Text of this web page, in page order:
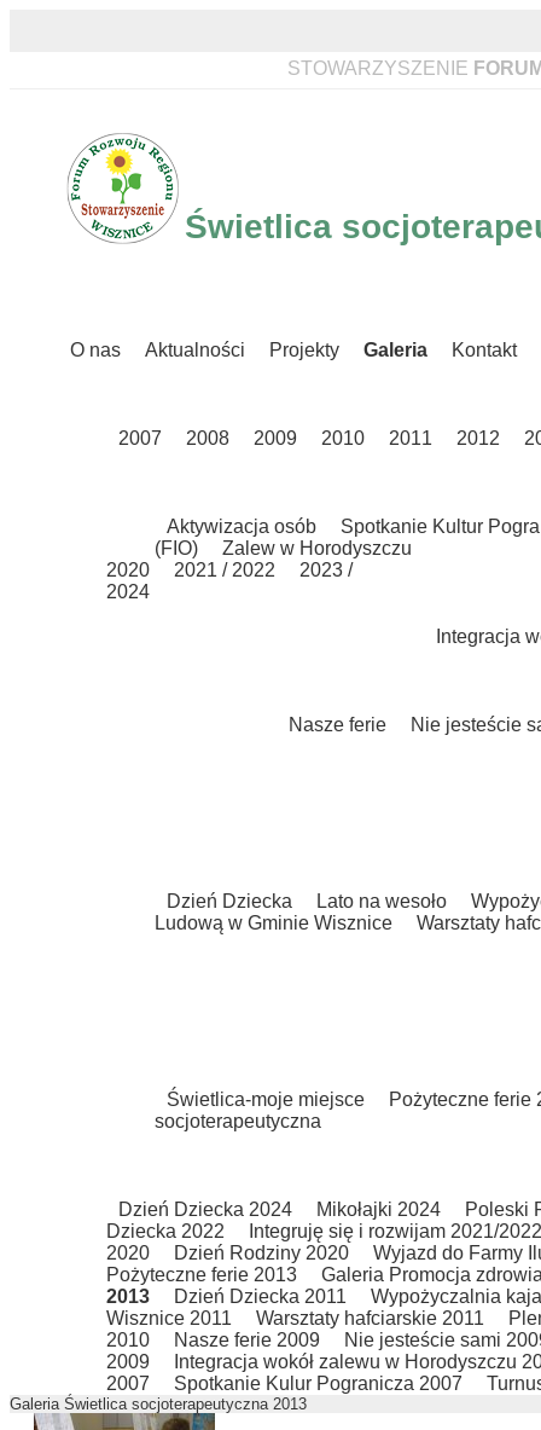
STOWARZYSZENIE
O nas Aktualności Projekty
2007
Aktywizacja osób
Spotkanie Kultur
(FIO)
Zalew w Horodyszczu
2008
Integracja
2009
Nasze ferie Nie jesteście
2010 2011
Dzień Dziecka Lato na wesoło
Ludową w Gminie Wisznice
Warsztaty
2012
Świetlica-moje miejsce
Pożyteczne ferie
socjoterapeutyczna
2020 2021 / 2022
2023 /
2024
Galeria
Dzień Dziecka 2024 Mikołajki 2024
Poleski
Dziecka 2022
Integruję się i rozwijam 2021/2022
2020
Dzień Rodziny 2020
Wyjazd do Farmy
Pożyteczne ferie 2013
Galeria Promocja
2013
Dzień Dziecka 2011
Wypożyczalnia
Wisznice 2011
Warsztaty hafciarskie 2011
2010
Nasze ferie 2009
Nie jesteście sami
2009
Integracja wokół zalewu w Horodyszczu
2007
Spotkanie Kulur Pogranicza 2007
Kontakt
Galeria Świetlica socjoterapeutyczna 2013
Świetlica